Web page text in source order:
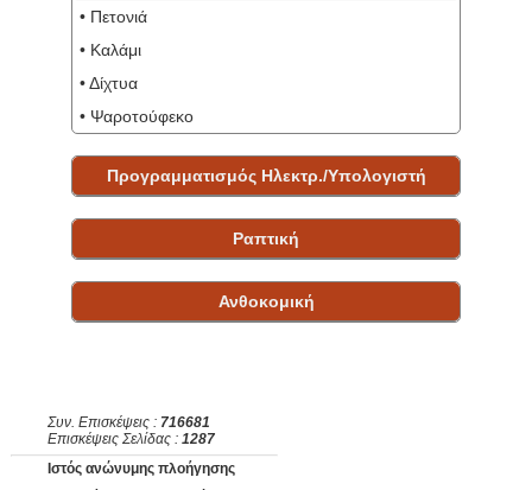
• Πετονιά
• Καλάμι
• Δίχτυα
• Ψαροτούφεκο
Προγραμματισμός Ηλεκτρ./Υπολογιστή
Ραπτική
Ανθοκομική
Συν. Επισκέψεις : 716681
Επισκέψεις Σελίδας : 1287
Ιστός ανώνυμης πλοήγησης